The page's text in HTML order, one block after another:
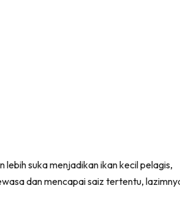
suka menjadikan ikan kecil pelagis,
dan mencapai saiz tertentu,